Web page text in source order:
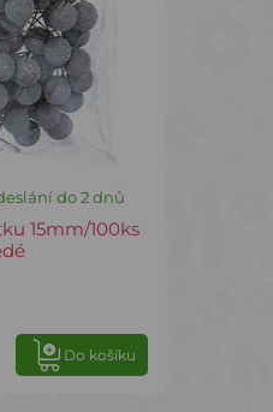
do 2 dnů
15mm/100ks
Do košíku